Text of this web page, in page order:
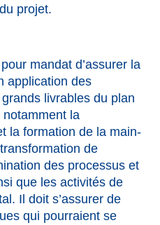
projet.
mandat d’assurer la
application des
livrables du plan
la
la formation de la main-
de
des processus et
que les activités de
Il doit s’assurer de
qui pourraient se